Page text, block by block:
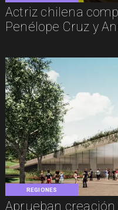
Actriz chilena
Penélope Cruz y
REGIONES
Aprueban